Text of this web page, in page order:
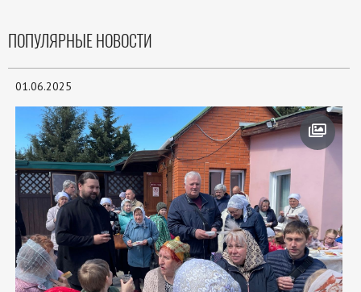
ПОПУЛЯРНЫЕ НОВОСТИ
01.06.2025